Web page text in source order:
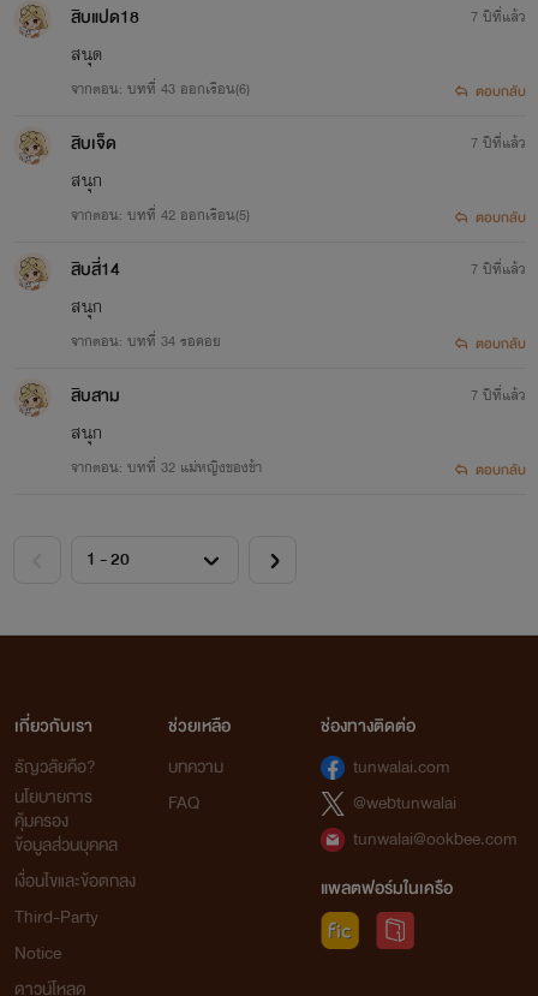
สิบแปด18
สนุด
จากตอน: บทที่ 43 ออกเรือน(6)
7 ปีที่แล้ว
ตอบกลับ
สิบเจ็ด
สนุก
จากตอน: บทที่ 42 ออกเรือน(5)
7 ปีที่แล้ว
ตอบกลับ
สิบสี่14
สนุก
จากตอน: บทที่ 34 รอคอย
7 ปีที่แล้ว
ตอบกลับ
สิบสาม
สนุก
จากตอน: บทที่ 32 แม่หญิงของข้า
7 ปีที่แล้ว
ตอบกลับ
เกี่ยวกับเรา
ธัญวลัยคือ?
นโยบายการ
คุ้มครอง
ข้อมูลส่วนบุคคล
เงื่อนไขและข้อตกลง
Third-Party
Notice
ดาวน์โหลด
ช่วยเหลือ
บทความ
FAQ
ช่องทางติดต่อ
tunwalai.com
@webtunwalai
tunwalai@ookbee.com
แพลตฟอร์มในเครือ